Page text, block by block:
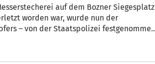
auf dem Bozner Siegesplatz
worden war, wurde nun der